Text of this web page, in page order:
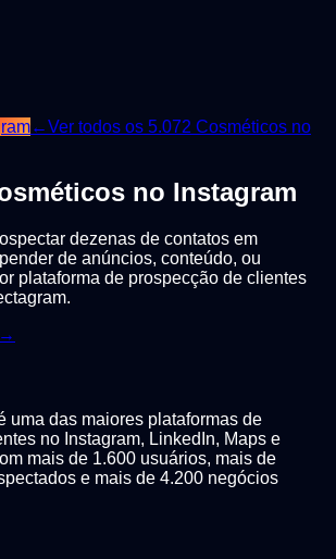
←Ver todos os 5.072 Cosméticos no
no Instagram
dezenas de contatos em
de anúncios, conteúdo, ou
plataforma de prospecção de clientes
uma das maiores plataformas de
no Instagram, LinkedIn, Maps e
mais de 1.600 usuários, mais de
e mais de 4.200 negócios